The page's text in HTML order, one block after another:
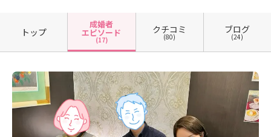
トップ
成婚者
エピソード
(17)
クチコミ
(80)
ブログ
(24)